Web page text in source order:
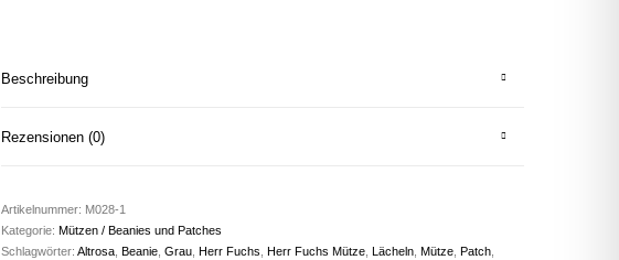
Beschreibung
Rezensionen (0)
Artikelnummer: M028-1
Kategorie: Mützen / Beanies und Patches
Schlagwörter: Altrosa, Beanie, Grau, Herr Fuchs Herr Fuchs Mütze, Lächeln, Mütze, Patch,